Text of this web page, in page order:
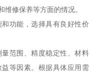
修保养等方面的情况。
功能，选择具有良好性价
范围、精度稳定性、材料
等因素。根据具体应用需